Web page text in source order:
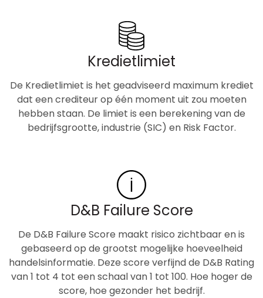
Kredietlimiet
De Kredietlimiet is het geadviseerd maximum krediet
dat een crediteur op één moment uit zou moeten
hebben staan. De limiet is een berekening van de
bedrijfsgrootte, industrie (SIC) en Risk Factor.
D&B Failure Score
De D&B Failure Score maakt risico zichtbaar en is
gebaseerd op de grootst mogelijke hoeveelheid
handelsinformatie. Deze score verfijnd de D&B Rating
van 1 tot 4 tot een schaal van 1 tot 100. Hoe hoger de
score, hoe gezonder het bedrijf.